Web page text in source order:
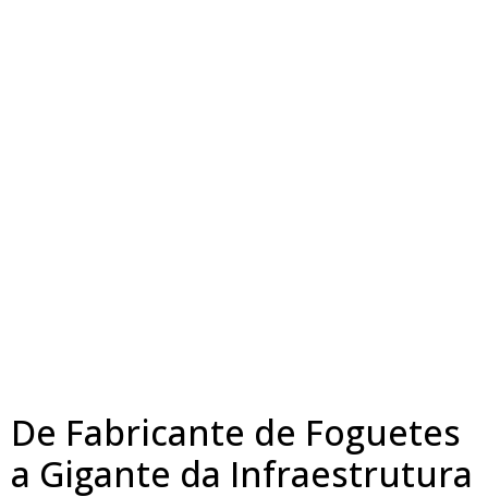
De Fabricante de Foguetes
a Gigante da Infraestrutura